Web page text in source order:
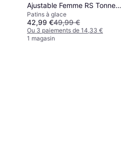
Ajustable Femme RS Tonne
Blanc
Patins à glace
42,99 €49,99 €
Ou 3 paiements de 14,33 €
1 magasin